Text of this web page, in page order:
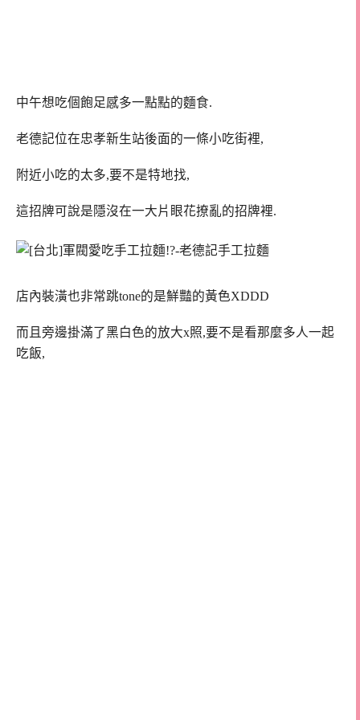
中午想吃個飽足感多一點點的麵食.
老德記位在忠孝新生站後面的一條小吃街裡,
附近小吃的太多,要不是特地找,
這招牌可說是隱沒在一大片眼花撩亂的招牌裡.
店內裝潢也非常跳tone的是鮮豔的黃色XDDD
而且旁邊掛滿了黑白色的放大x照,要不是看那麼多人一起
吃飯,